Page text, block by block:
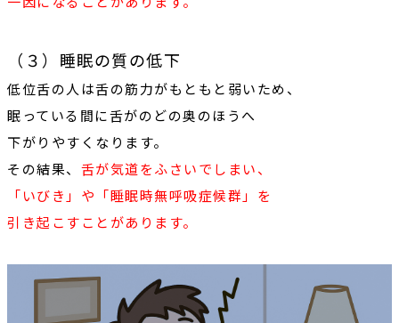
（３）睡眠の質の低下
低位舌の人は舌の筋力がもともと弱いため、
眠っている間に舌がのどの奥のほうへ
下がりやすくなります。
その結果、 舌が気道をふさいでしまい、
「いびき」 や 「睡眠時無呼吸症候群」 を
引き起こすことがあります。